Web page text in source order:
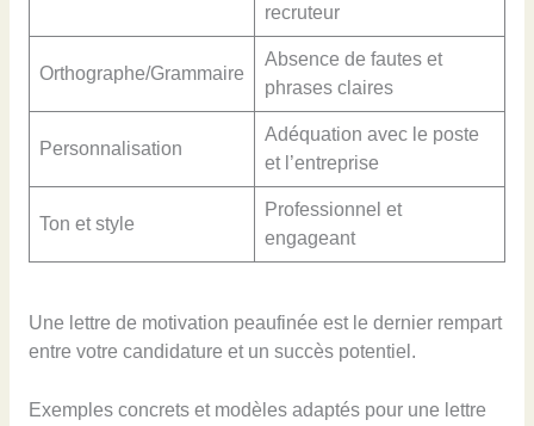
recruteur
Orthographe/Grammaire
Absence de fautes et
phrases claires
Personnalisation
Adéquation avec le poste
et l’entreprise
Ton et style
Professionnel et
engageant
Une lettre de motivation peaufinée est le dernier rempart
entre votre candidature et un succès potentiel.
Exemples concrets et modèles adaptés pour une lettre